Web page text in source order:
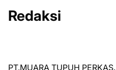
Redaksi
PT.MUARA TUPUH PERKAS.